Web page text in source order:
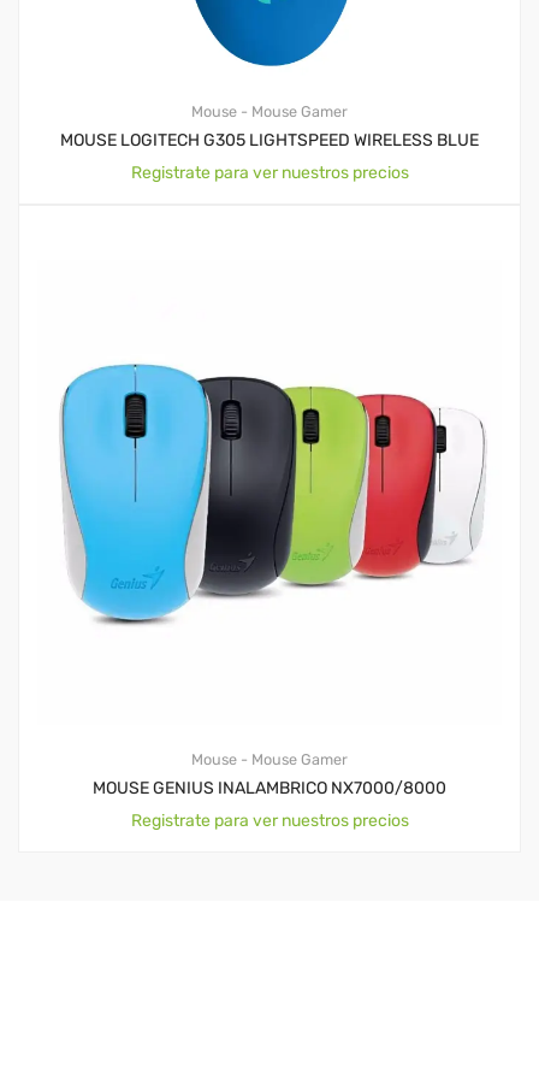
Mouse - Mouse Gamer
MOUSE LOGITECH G305 LIGHTSPEED WIRELESS BLUE
Registrate para ver nuestros precios
Mouse - Mouse Gamer
MOUSE GENIUS INALAMBRICO NX7000/8000
Registrate para ver nuestros precios